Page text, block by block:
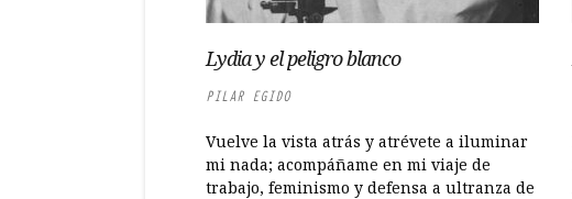
Lydia y el peligro blanco
PILAR EGIDO
Vuelve la vista atrás y atrévete a iluminar
mi nada; acompáñame en mi viaje de
trabajo, feminismo y defensa a ultranza de